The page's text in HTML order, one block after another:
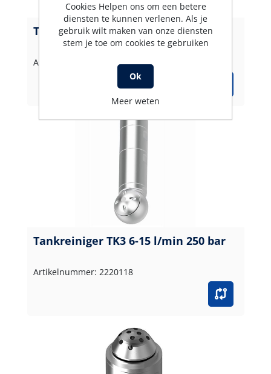
Tankreiniger TK3 26-35 l/min 250 bar
Artikelnummer: 2220120
Tankreiniger TK3 6-15 l/min 250 bar
Artikelnummer: 2220118
Cookies Helpen ons om een betere
diensten te kunnen verlenen. Als je
gebruik wilt maken van onze diensten
stem je toe om cookies te gebruiken
Ok
Meer weten